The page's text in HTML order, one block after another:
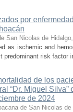
por
San Nicolas de Hidalgo
as ischemic and
predominant risk factor
de los
“Dr. Miguel
de 2024
de San Nicolas de